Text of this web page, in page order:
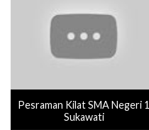
Pesraman Kilat SMA Negeri 1
Sukawati